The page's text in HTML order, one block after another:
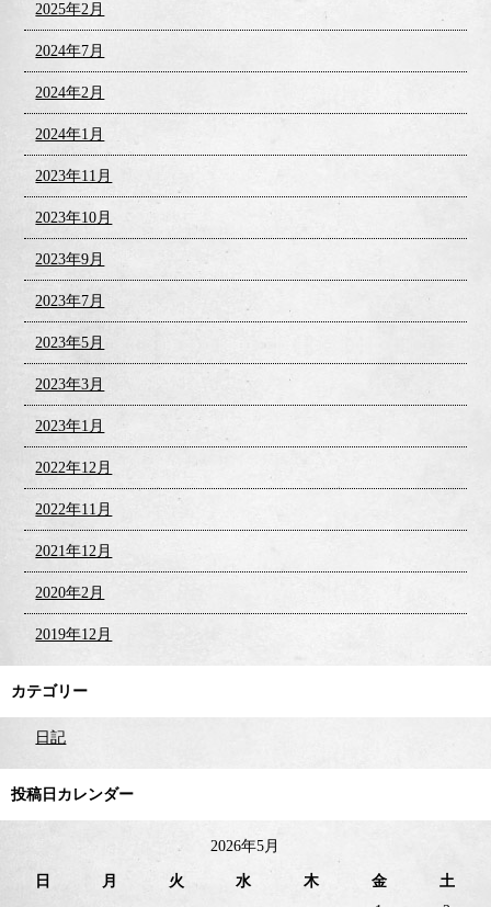
2025年2月
2024年7月
2024年2月
2024年1月
2023年11月
2023年10月
2023年9月
2023年7月
2023年5月
2023年3月
2023年1月
2022年12月
2022年11月
2021年12月
2020年2月
2019年12月
カテゴリー
日記
投稿日カレンダー
2026年5月
日 月 火 水 木 金
土